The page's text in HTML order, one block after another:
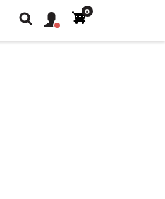
Keresés
fiók
Felhasználói
0